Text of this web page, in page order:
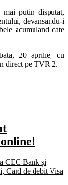
mai putin disputat,
devansandu-i
acumuland cate
20 aprilie, cu
direct pe TVR 2.
CEC Bank și
Card de debit Visa